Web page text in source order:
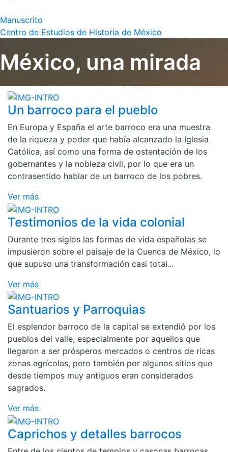
Manuscrito
Centro de Estudios de Historia de México
México, una mirada
Un barroco para el pueblo
En Europa y España el arte barroco era una muestra
de la riqueza y poder que había alcanzado la Iglesia
Católica, así como una forma de ostentación de los
gobernantes y la nobleza civil, por lo que era un
contrasentido hablar de un barroco de los pobres.
Ver más
Testimonios de la vida colonial
Durante tres siglos las formas de vida españolas se
impusieron sobre el paisaje de la Cuenca de México, lo
que supuso una transformación casi total...
Ver más
Santuarios y Parroquias
El esplendor barroco de la capital se extendió por los
pueblos del valle, especialmente por aquellos que
llegaron a ser prósperos mercados o centros de ricas
zonas agrícolas, pero también por algunos sitios que
desde tiempos muy antiguos eran considerados
sagrados.
Ver más
Caprichos y detalles barrocos